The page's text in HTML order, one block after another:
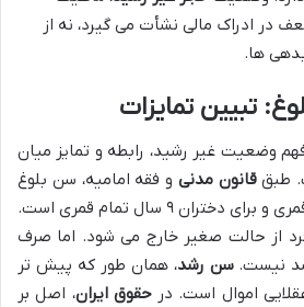
در ادراک مالی نشأت می گیرد، نه از
ها.
تبیین تمایزات
وضعیت غیر رشید، رابطه و تمایز میان
طبققانون مدنی و فقه امامیه، سن بلوغ
برای پسران ۱۵ سال تمام قمری و برای دختران ۹ سال تمام قمری است.
از حالت صغیر خارج می شود. اما صرف
نیست.سن رشد، همان طور که پیش تر
عقلایی اموال است. درحقوق ایران، اصل بر